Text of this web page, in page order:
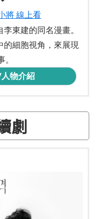
將 線上看
李東建的同名漫畫。
的細胞視角，來展現
物介紹
劇